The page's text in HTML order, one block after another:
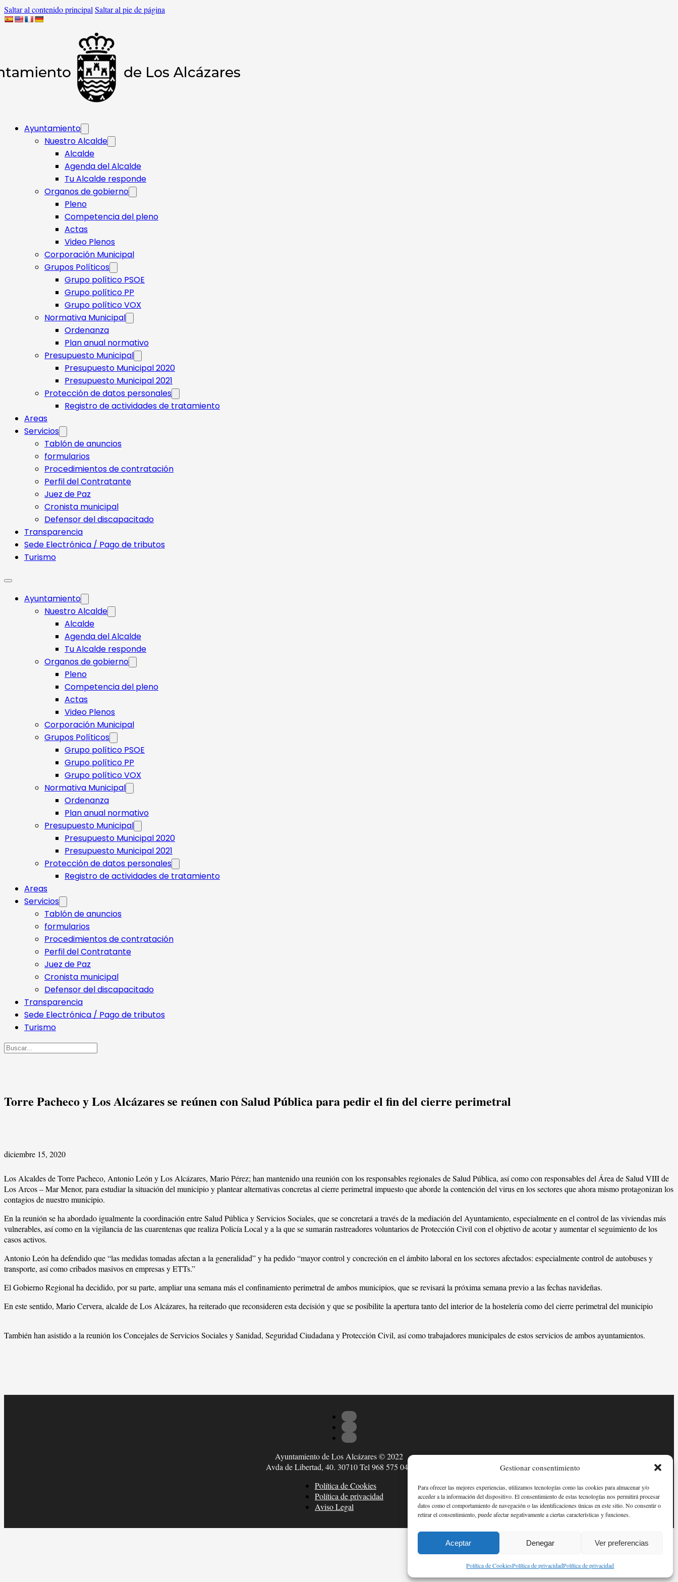
Gestionar consentimiento
Para ofrecer las mejores experiencias, utilizamos tecnologías como las cookies para almacenar y/o
acceder a la información del dispositivo. El consentimiento de estas tecnologías nos permitirá procesar
datos como el comportamiento de navegación o las identificaciones únicas en este sitio. No consentir o
retirar el consentimiento, puede afectar negativamente a ciertas características y funciones.
Aceptar Denegar Ver preferencias
Política de CookiesPolítica de privacidadPolítica de privacidad
Saltar al contenido principal Saltar al pie de página
Ayuntamiento
Nuestro Alcalde
Alcalde
Agenda del Alcalde
Tu Alcalde responde​
Organos de gobierno
Pleno
Competencia del pleno
Actas
Video Plenos
Corporación Municipal
Grupos Políticos
Grupo político PSOE
Grupo político PP
Grupo político VOX
Normativa Municipal
Ordenanza
Plan anual normativo
Presupuesto Municipal
Presupuesto Municipal 2020
Presupuesto Municipal 2021
Protección de datos personales
Registro de actividades de tratamiento
Areas
Servicios
Tablón de anuncios
formularios
Procedimientos de contratación
Perfil del Contratante
Juez de Paz
Cronista municipal
Defensor del discapacitado
Transparencia
Sede Electrónica / Pago de tributos
Turismo
Ayuntamiento
Nuestro Alcalde
Alcalde
Agenda del Alcalde
Tu Alcalde responde​
Organos de gobierno
Pleno
Competencia del pleno
Actas
Video Plenos
Corporación Municipal
Grupos Políticos
Grupo político PSOE
Grupo político PP
Grupo político VOX
Normativa Municipal
Ordenanza
Plan anual normativo
Presupuesto Municipal
Presupuesto Municipal 2020
Presupuesto Municipal 2021
Protección de datos personales
Registro de actividades de tratamiento
Areas
Servicios
Tablón de anuncios
formularios
Procedimientos de contratación
Perfil del Contratante
Juez de Paz
Cronista municipal
Defensor del discapacitado
Transparencia
Sede Electrónica / Pago de tributos
Turismo
Buscar
Torre Pacheco y Los Alcázares se reúnen con Salud Pública para pedir el fin del cierre perimetral
diciembre 15, 2020
Los Alcaldes de Torre Pacheco, Antonio León y Los Alcázares, Mario Pérez; han mantenido una reunión con los responsables regionales de Salud Pública, así como con responsables del Área de Salud VIII de
Los Arcos – Mar Menor, para estudiar la situación del municipio y plantear alternativas concretas al cierre perimetral impuesto que aborde la contención del virus en los sectores que ahora mismo protagonizan los
contagios de nuestro municipio.
En la reunión se ha abordado igualmente la coordinación entre Salud Pública y Servicios Sociales, que se concretará a través de la mediación del Ayuntamiento, especialmente en el control de las viviendas más
vulnerables, así como en la vigilancia de las cuarentenas que realiza Policía Local y a la que se sumarán rastreadores voluntarios de Protección Civil con el objetivo de acotar y aumentar el seguimiento de los
casos activos.
Antonio León ha defendido que “las medidas tomadas afectan a la generalidad” y ha pedido “mayor control y concreción en el ámbito laboral en los sectores afectados: especialmente control de autobuses y
transporte, así como cribados masivos en empresas y ETTs.”
El Gobierno Regional ha decidido, por su parte, ampliar una semana más el confinamiento perimetral de ambos municipios, que se revisará la próxima semana previo a las fechas navideñas.
En este sentido, Mario Cervera, alcalde de Los Alcázares, ha reiterado que reconsideren esta decisión y que se posibilite la apertura tanto del interior de la hostelería como del cierre perimetral del municipio
También han asistido a la reunión los Concejales de Servicios Sociales y Sanidad, Seguridad Ciudadana y Protección Civil, así como trabajadores municipales de estos servicios de ambos ayuntamientos.
Ayuntamiento de Los Alcázares © 2022
Avda de Libertad, 40. 30710 Tel 968 575 047
Política de Cookies
Política de privacidad
Aviso Legal